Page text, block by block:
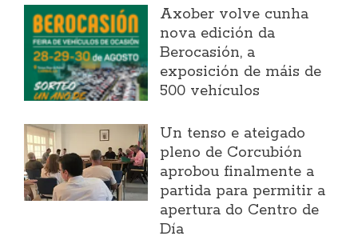
Axober volve cunha
nova edición da
Berocasión, a
exposición de máis de
500 vehículos
Un tenso e ateigado
pleno de Corcubión
aprobou finalmente a
partida para permitir a
apertura do Centro de
Día